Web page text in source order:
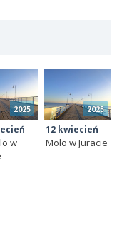
2025
w
2025
12 kwiecień
Molo w Juracie